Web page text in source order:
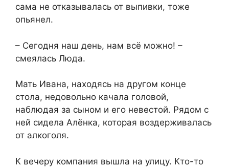
сама не отказывалась от выпивки, тоже
опьянел.
– Сегодня наш день, нам всё можно! –
смеялась Люда.
Мать Ивана, находясь на другом конце
стола, недовольно качала головой,
наблюдая за сыном и его невестой. Рядом с
ней сидела Алёнка, которая воздерживалась
от алкоголя.
К вечеру компания вышла на улицу. Кто-то